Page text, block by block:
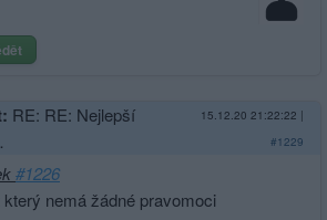
RE: RE: Nejlepší
15.12.20 21:22:22 |
#1229
#1226
nemá žádné pravomoci